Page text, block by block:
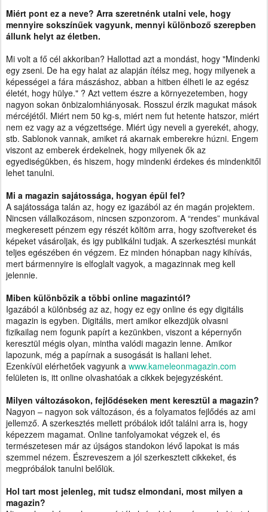
Miért pont ez a neve? Arra szeretnénk utalni vele, hogy
mennyire sokszínűek vagyunk, mennyi különboző szerepben
állunk helyt az életben.
Mi volt a fő cél akkoriban? Hallottad azt a mondást, hogy "Mindenki
egy zseni. De ha egy halat az alapján ítélsz meg, hogy milyenek a
képességei a fára mászáshoz, abban a hitben élheti le az egész
életét, hogy hülye." ? Azt vettem észre a környezetemben, hogy
nagyon sokan önbizalomhiányosak. Rosszul érzik magukat mások
mércéjétől. Miért nem 50 kg-s, miért nem fut hetente hatszor, miért
nem ez vagy az a végzettsége. Miért úgy neveli a gyerekét, ahogy,
stb. Sablonok vannak, amiket rá akarnak emberekre húzni. Engem
viszont az emberek érdekelnek, hogy milyenek ők az
egyediségükben, és hiszem, hogy mindenki érdekes és mindenkitől
lehet tanulni.
Mi a magazin sajátossága, hogyan épül fel?
A sajátossága talán az, hogy ez igazából az én magán projektem.
Nincsen vállalkozásom, nincsen szponzorom. A “rendes” munkával
megkeresett pénzem egy részét költöm arra, hogy szoftvereket és
képeket vásároljak, és igy publikálni tudjak. A szerkesztési munkát
teljes egészében én végzem. Ez minden hónapban nagy kihívás,
mert bármennyire is elfoglalt vagyok, a magazinnak meg kell
jelennie.
Miben különbözik a többi online magazintól?
Igazából a különbség az az, hogy ez egy online és egy digitális
magazin is egyben. Digitális, mert amikor elkezdjük olvasni
fizikailag nem fogunk papírt a kezünkben, viszont a képernyőn
keresztül mégis olyan, mintha valódi magazin lenne. Amikor
lapozunk, még a papírnak a susogását is hallani lehet.
Ezenkívül elérhetőek vagyunk a www.kameleonmagazin.com
felületen is, itt online olvashatóak a cikkek bejegyzésként.
Milyen változásokon, fejlődéseken ment keresztül a magazin?
Nagyon – nagyon sok változáson, és a folyamatos fejlődés az ami
jellemző. A szerkesztés mellett próbálok időt találni arra is, hogy
képezzem magamat. Online tanfolyamokat végzek el, és
természetesen már az újságos standokon lévő lapokat is más
szemmel nézem. Észreveszem a jól szerkesztett cikkeket, és
megpróbálok tanulni belőlük.
Hol tart most jelenleg, mit tudsz elmondani, most milyen a
magazin?